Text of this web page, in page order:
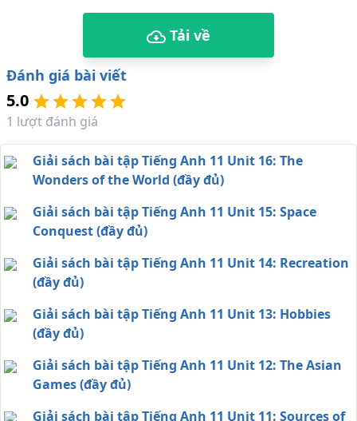
Tải về
Đánh giá bài viết
5.0
1 lượt đánh giá
Giải sách bài tập Tiếng Anh 11 Unit 16: The
Wonders of the World (đầy đủ)
Giải sách bài tập Tiếng Anh 11 Unit 15: Space
Conquest (đầy đủ)
Giải sách bài tập Tiếng Anh 11 Unit 14: Recreation
(đầy đủ)
Giải sách bài tập Tiếng Anh 11 Unit 13: Hobbies
(đầy đủ)
Giải sách bài tập Tiếng Anh 11 Unit 12: The Asian
Games (đầy đủ)
Giải sách bài tập Tiếng Anh 11 Unit 11: Sources of